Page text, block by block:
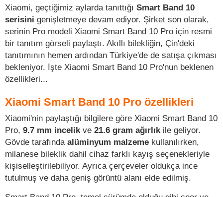
Xiaomi, geçtiğimiz aylarda tanıttığı Smart Band 10
serisini genişletmeye devam ediyor. Şirket son olarak,
serinin Pro modeli Xiaomi Smart Band 10 Pro için resmi
bir tanıtım görseli paylaştı. Akıllı bilekliğin, Çin'deki
tanıtımının hemen ardından Türkiye'de de satışa çıkması
bekleniyor. İşte Xiaomi Smart Band 10 Pro'nun beklenen
özellikleri...
Xiaomi Smart Band 10 Pro özellikleri
Xiaomi'nin paylaştığı bilgilere göre Xiaomi Smart Band 10
Pro, 9.7 mm incelikve 21.6 gram ağırlıkile geliyor.
Gövde tarafında alüminyum malzeme kullanılırken,
milanese bileklik dahil cihaz farklı kayış seçenekleriyle
kişiselleştirilebiliyor. Ayrıca çerçeveler oldukça ince
tutulmuş ve daha geniş görüntü alanı elde edilmiş.